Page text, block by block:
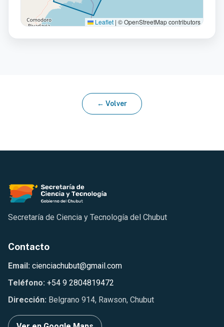
Leaflet | © OpenStreetMap contributors
← Volver
Secretaría de Ciencia y Tecnología del Chubut
Contacto
Email: cienciachubut@gmail.com
Teléfono: +54 9 2804819472
Dirección: Belgrano 914, Rawson, Chubut